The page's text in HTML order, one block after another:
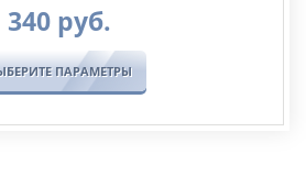
340 руб.
ПАРАМЕТРЫ